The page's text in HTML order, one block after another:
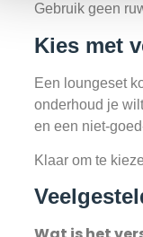
Gebruik geen
Kies met
Een loungeset
onderhoud je
en een niet-
Klaar om te